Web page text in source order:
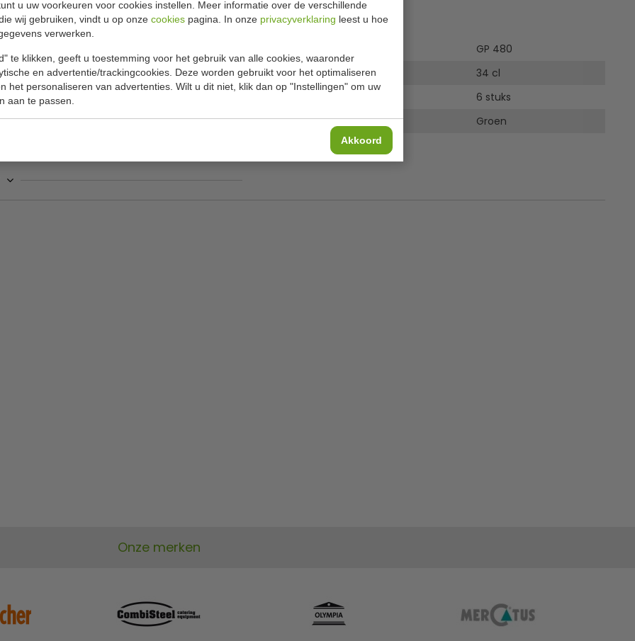
u uw voorkeuren voor cookies instellen. Meer informatie over de verschillende
wij gebruiken, vindt u op onze cookies pagina. In onze privacyverklaring leest u hoe
verwerken.
te klikken, geeft u toestemming voor het gebruik van alle cookies, waaronder
en advertentie/trackingcookies. Deze worden gebruikt voor het optimaliseren
het personaliseren van advertenties. Wilt u dit niet, klik dan op "Instellingen" om uw
aan te passen.
Akkoord
groen 340 ml
ze perfect voor het serveren van hete
uw restaurant, dan is Kiln perfect voor u.
dat licht uitloopt, voor een rustieke
Specificaties
GP 480
Inhoud
34 cl
6 stuks
Kleur
Groen
Onze merken